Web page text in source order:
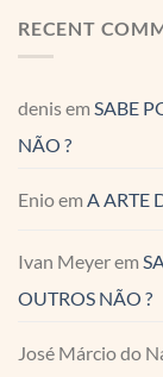
RECENT
denisem SABE
NÃO ?
Enioem A ARTE
Ivan Meyerem
OUTROS NÃO ?
José Márcio do